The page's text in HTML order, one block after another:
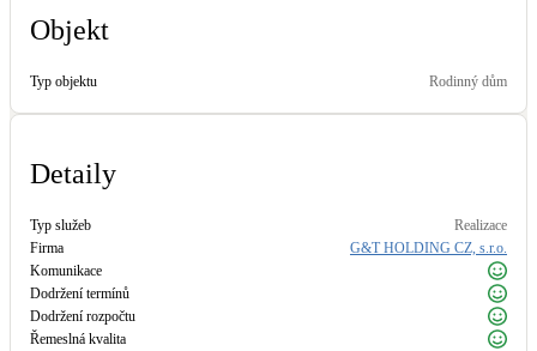
Kotle
Objekt
Typ objektu Rodinný dům
Detaily
Typ služeb
Realizace
Firma
G&T HOLDING CZ, s.r.o.
Komunikace
Dodržení termínů
Dodržení rozpočtu
Řemeslná kvalita